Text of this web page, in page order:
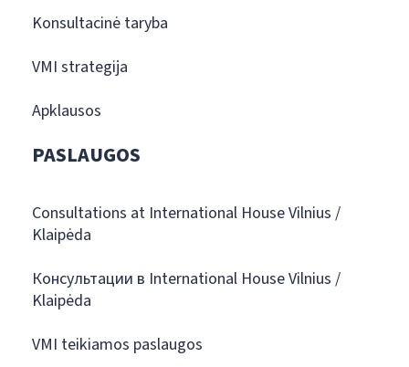
Konsultacinė taryba
VMI strategija
Apklausos
PASLAUGOS
Consultations at International House Vilnius /
Klaipėda
Консультации в International House Vilnius /
Klaipėda
VMI teikiamos paslaugos